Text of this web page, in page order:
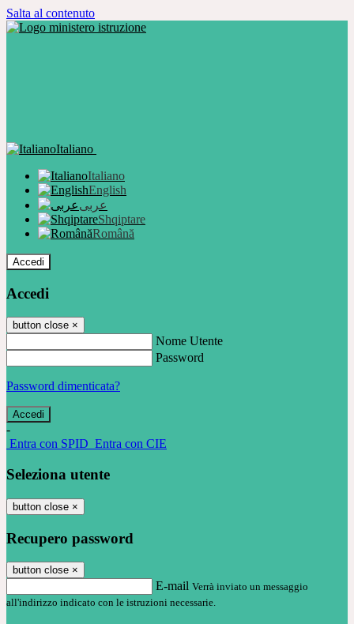
Salta al contenuto
Italiano
Italiano
English
عربى
Shqiptare
Română
Accedi
Accedi
button close ×
Nome Utente
Password
Password dimenticata?
-
Entra con SPID Entra con CIE
Seleziona utente
button close ×
Recupero password
button close ×
E-mail Verrà inviato un messaggio
all'indirizzo indicato con le istruzioni necessarie.